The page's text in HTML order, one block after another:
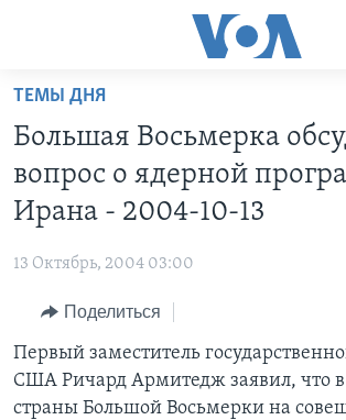
Перейти
основной
контент
Перейти
основной
навигации
Перейти
поиск
ИТОГИ
ПОЧЕМУ ЭТО ВАЖНО?
ДИСКУССИЯ VOA
ПРОЕКТЫ
НАША АМЕРИКАНСКАЯ ИСТОРИЯ
А КАК В АМЕРИКЕ?
АРТЕФАКТЫ
АМЕРИКАНСКИЕ ГОРОДКИ
ИНТЕРВЬЮ
ФАКТЫ ПРОТИВ ФЕЙКОВ
ЗА СВОБОДУ ПРЕССЫ
УЧИМ АНГЛИЙСКИЙ
ТЕМЫ ДНЯ
Большая Восьмерка
вопрос о ядерной
Ирана - 2004-10-13
13 Октябрь, 2004 03:00
Поделиться
Первый заместитель
США Ричард Армитедж заявил, что
страны Большой Восьмерки на